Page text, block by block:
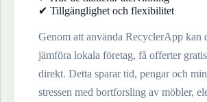
✔ Tillgänglighet och flexibilitet
Genom att använda RecyclerApp kan
jämföra lokala företag, få offerter
direkt. Detta sparar tid, pengar och
stressen med bortforsling av möbler,